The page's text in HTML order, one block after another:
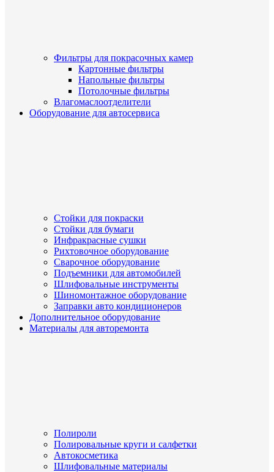
Фильтры для покрасочных камер
Картонные фильтры
Напольные фильтры
Потолочные фильтры
Влагомаслоотделители
Оборудование для автосервиса
Стойки для покраски
Стойки для бумаги
Инфракрасные сушки
Рихтовочное оборудование
Сварочное оборудование
Подъемники для автомобилей
Шлифовальные инструменты
Шиномонтажное оборудование
Заправки авто кондиционеров
Дополнительное оборудование
Материалы для авторемонта
Полироли
Полировальные круги и салфетки
Автокосметика
Шлифовальные материалы